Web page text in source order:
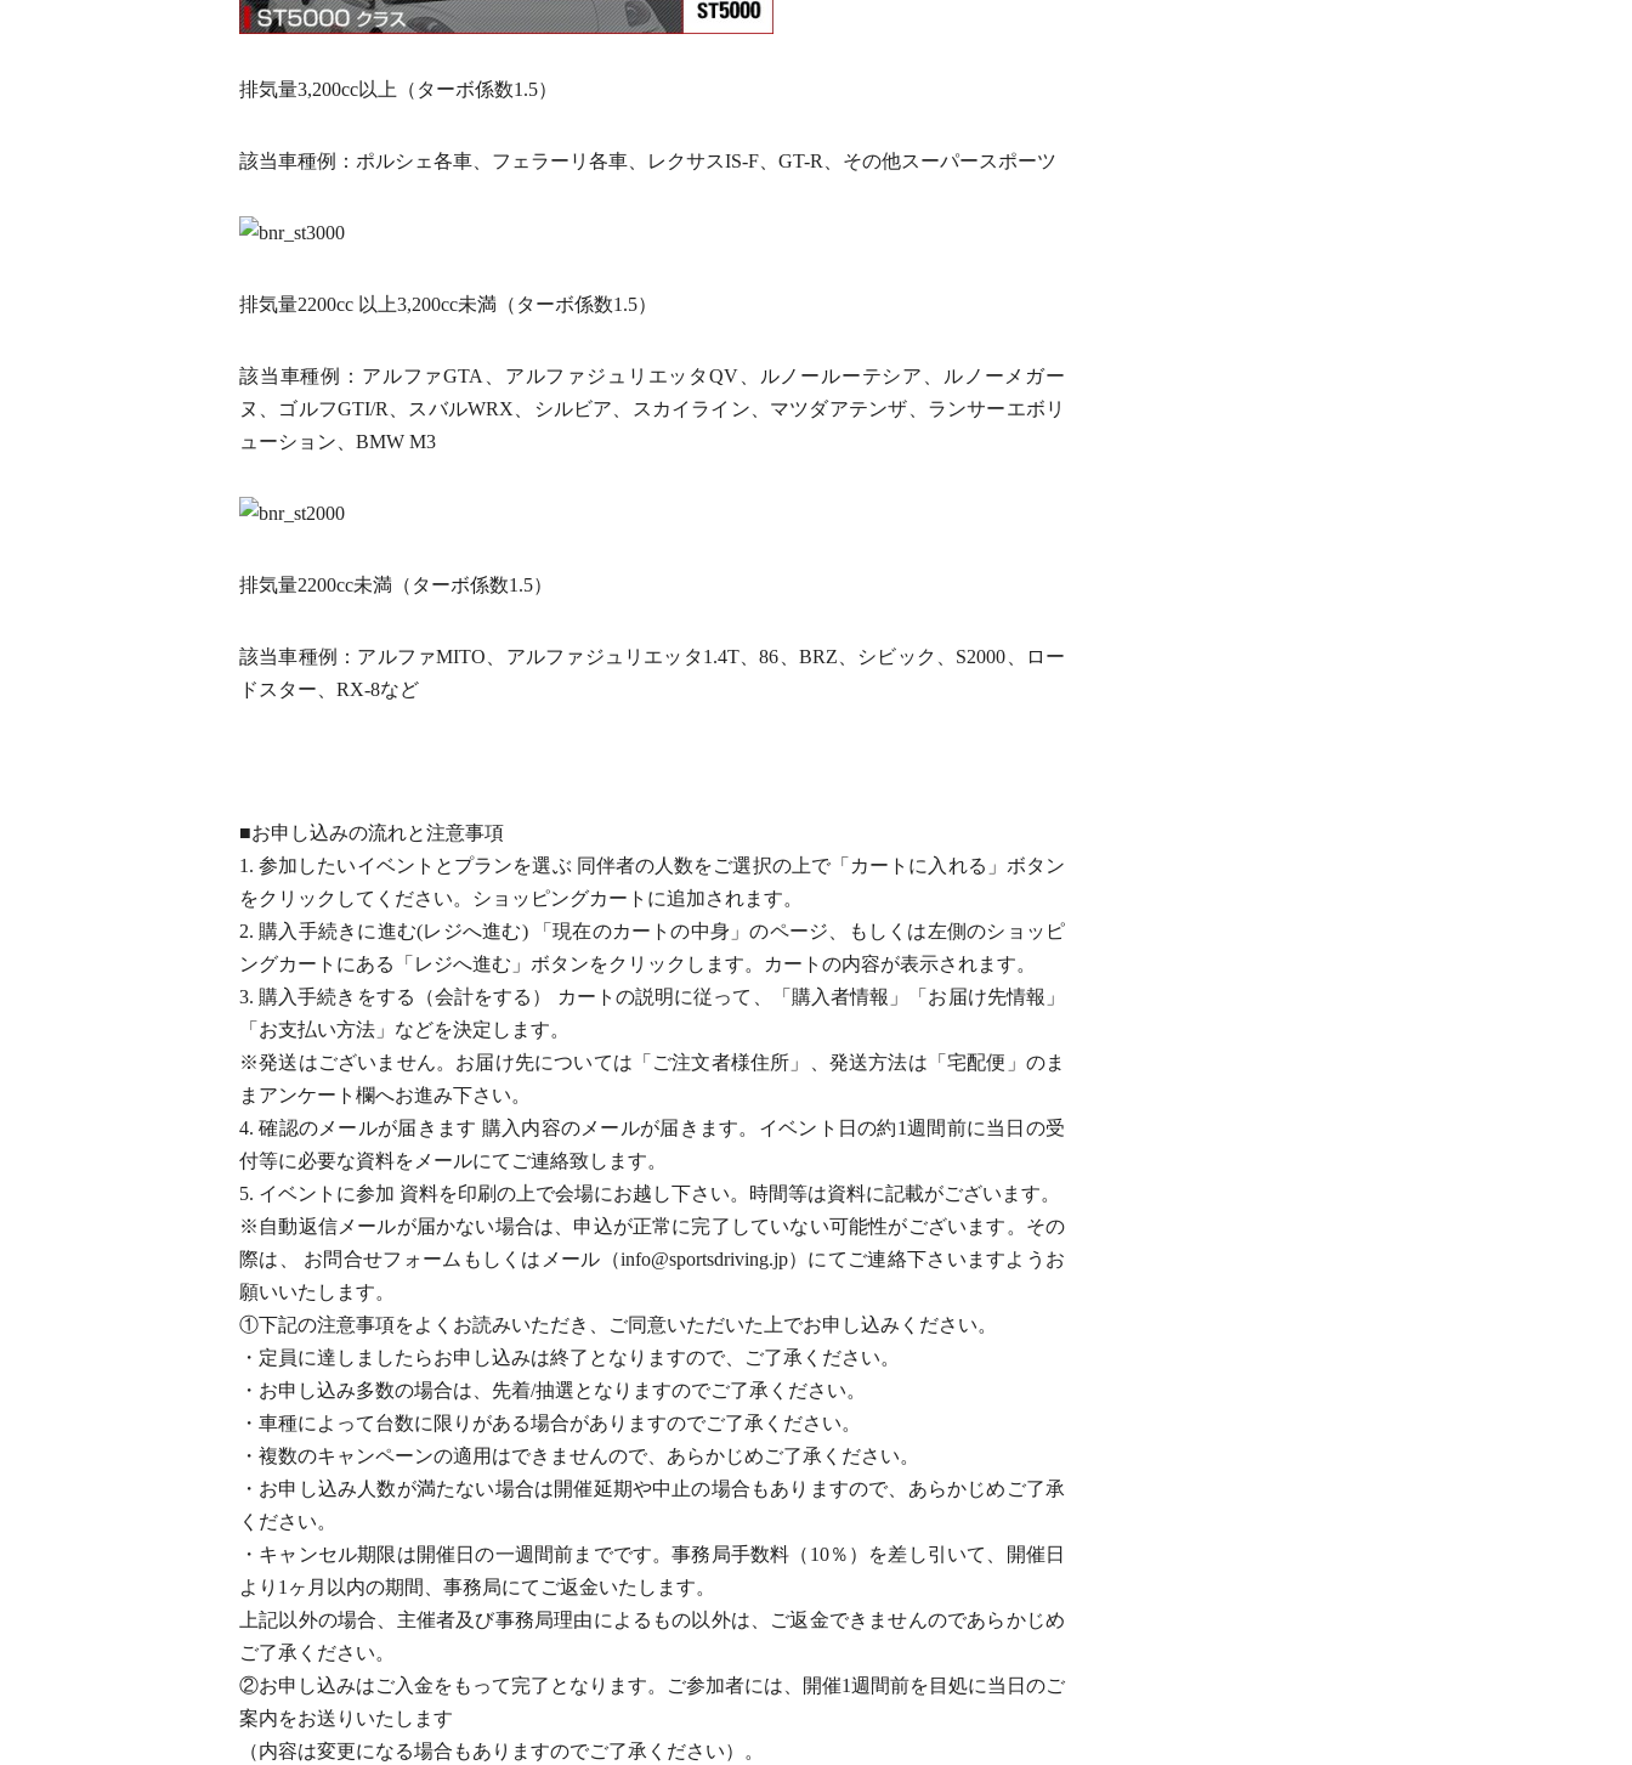
排気量3,200cc以上（ターボ係数1.5）
該当車種例：ポルシェ各車、フェラーリ各車、レクサスIS-F、GT-R、その他スーパースポーツ
排気量2200cc 以上3,200cc未満（ターボ係数1.5）
該当車種例：アルファGTA、アルファジュリエッタQV、ルノールーテシア、ルノーメガー
ヌ、ゴルフGTI/R、スバルWRX、シルビア、スカイライン、マツダアテンザ、ランサーエボリ
ューション、BMW M3
排気量2200cc未満（ターボ係数1.5）
該当車種例：アルファMITO、アルファジュリエッタ1.4T、86、BRZ、シビック、S2000、ロー
ドスター、RX-8など
■お申し込みの流れと注意事項
1. 参加したいイベントとプランを選ぶ 同伴者の人数をご選択の上で「カートに入れる」ボタン
をクリックしてください。ショッピングカートに追加されます。
2. 購入手続きに進む(レジへ進む) 「現在のカートの中身」のページ、もしくは左側のショッピ
ングカートにある「レジへ進む」ボタンをクリックします。カートの内容が表示されます。
3. 購入手続きをする（会計をする） カートの説明に従って、「購入者情報」「お届け先情報」
「お支払い方法」などを決定します。
※発送はございません。お届け先については「ご注文者様住所」、発送方法は「宅配便」のま
まアンケート欄へお進み下さい。
4. 確認のメールが届きます 購入内容のメールが届きます。イベント日の約1週間前に当日の受
付等に必要な資料をメールにてご連絡致します。
5. イベントに参加 資料を印刷の上で会場にお越し下さい。時間等は資料に記載がございます。
※自動返信メールが届かない場合は、申込が正常に完了していない可能性がございます。その
際は、 お問合せフォームもしくはメール（info@sportsdriving.jp）にてご連絡下さいますようお
願いいたします。
①下記の注意事項をよくお読みいただき、ご同意いただいた上でお申し込みください。
・定員に達しましたらお申し込みは終了となりますので、ご了承ください。
・お申し込み多数の場合は、先着/抽選となりますのでご了承ください。
・車種によって台数に限りがある場合がありますのでご了承ください。
・複数のキャンペーンの適用はできませんので、あらかじめご了承ください。
・お申し込み人数が満たない場合は開催延期や中止の場合もありますので、あらかじめご了承
ください。
・キャンセル期限は開催日の一週間前までです。事務局手数料（10％）を差し引いて、開催日
より1ヶ月以内の期間、事務局にてご返金いたします。
上記以外の場合、主催者及び事務局理由によるもの以外は、ご返金できませんのであらかじめ
ご了承ください。
②お申し込みはご入金をもって完了となります。ご参加者には、開催1週間前を目処に当日のご
案内をお送りいたします
（内容は変更になる場合もありますのでご了承ください）。